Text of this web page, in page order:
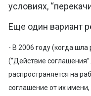
условиях,
Еще один вариант
- В 2006 году (когда
(“Действие
распространяется на
соглашение от их